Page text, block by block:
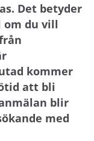
Det betyder
du vill
kommer
att bli
blir
med